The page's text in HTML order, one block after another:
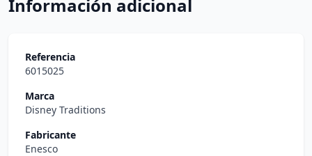
Información adicional
Referencia
6015025
Marca
Disney Traditions
Fabricante
Enesco